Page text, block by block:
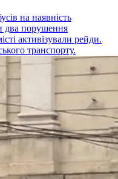
на наявність
два порушення
активізували рейди.
транспорту.